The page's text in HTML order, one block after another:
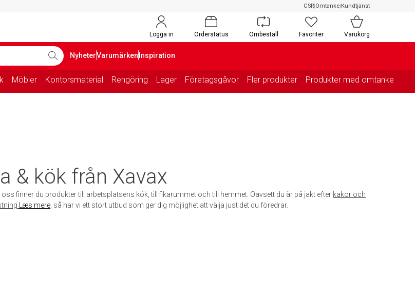
CSR|Omtanke|Kundtjänst
Logga in Orderstatus Ombeställ Favoriter Varukorg
NyheterVarumärken Inspiration
Möbler Kontorsmaterial Rengöring Lager Företagsgåvor Fler produkter Produkter med omtanke
& kök från Xavax
finner du produkter till arbetsplatsens kök, till fikarummet och till hemmet. Oavsett du är på jakt efter kakor och
Læs mere, så har vi ett stort utbud som ger dig möjlighet att välja just det du föredrar.